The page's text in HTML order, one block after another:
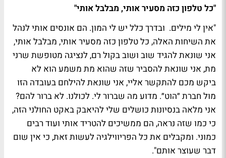
"כל טלפון כזה מסעיר אותי, מבלבל אותי"
"אין לי מילים. ובדרך כלל יש לי המון. הם אונסים אותי לנהל
את השיחות האלה, כל טלפון כזה מסעיר אותי, מבלבל אותי,
אני שונאת להגיד שוב ושוב בקול רם, לנציגה מטופשת שרני
מת, אני שונאת להסביר שזה שהוא מת משמע הוא לא
ביקש מכם להתקשר אליי, אני שונאת להילחם בעובדה הזו
מול חברת ״הוט״. מדוע מה שברור לי. לכולנו. לא ברור להם?
אני מלאה בנסיונות כושלים שלי להיאבק באקט החולני הזה,
כי כמו שזה נראה, הם ממשיכים להטריד אותי ועוד רבים
כמוני. ומקבלים את כל הפריווילגיה לעשות זאת, כי אין שום
דבר שעוצר אותם".